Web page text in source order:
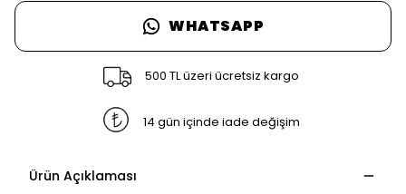
WHATSAPP
500 TL üzeri ücretsiz kargo
14 gün içinde iade değişim
Ürün Açıklaması